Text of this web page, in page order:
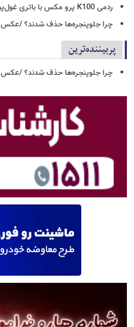
ردمی K100 پرو مکس با باتری غول‌پیکر و شارژ بی‌سیم روانه بازار می‌شود
چرا جلوپنجره‌ها حذف شدند؟ /عکس
پربیننده‌ترین
چرا جلوپنجره‌ها حذف شدند؟ /عکس